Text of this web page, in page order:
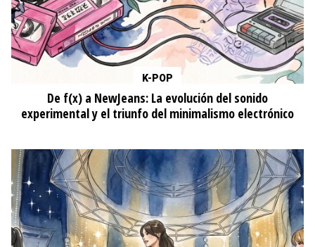
K-POP
De f(x) a NewJeans: La evolución del sonido
experimental y el triunfo del minimalismo electrónico